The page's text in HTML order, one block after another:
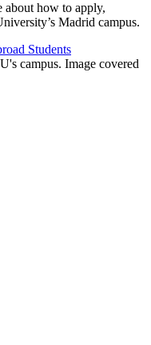
about how to apply,
Madrid campus.
Students